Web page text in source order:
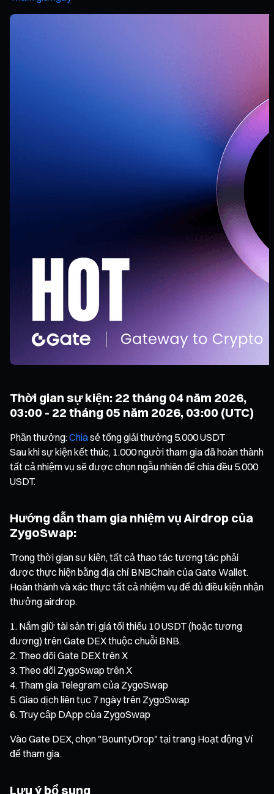
Thời gian sự kiện: 22 tháng 04 năm 2026,
03:00 - 22 tháng 05 năm 2026, 03:00 (UTC)
Phần thưởng:Chiasẻ tổng giải thưởng 5.000 USDT
Sau khi sự kiện kết thúc, 1.000 người tham gia đã hoàn thành
tất cả nhiệm vụ sẽ được chọn ngẫu nhiên để chia đều 5.000
USDT.
Hướng dẫn tham gia nhiệm vụ Airdrop của
ZygoSwap:
Trong thời gian sự kiện, tất cả thao tác tương tác phải
được thực hiện bằng địa chỉ BNBChain của Gate Wallet.
Hoàn thành và xác thực tất cả nhiệm vụ để đủ điều kiện nhận
thưởng airdrop.
Nắm giữ tài sản trị giá tối thiểu 10 USDT (hoặc tương
đương) trên Gate DEX thuộc chuỗi BNB.
Theo dõi Gate DEX trên X
Theo dõi ZygoSwap trên X
Tham gia Telegram của ZygoSwap
Giao dịch liên tục 7 ngày trên ZygoSwap
Truy cập DApp của ZygoSwap
Vào Gate DEX, chọn "BountyDrop" tại trang Hoạt động Ví
để tham gia.
Lưu ý bổ sung